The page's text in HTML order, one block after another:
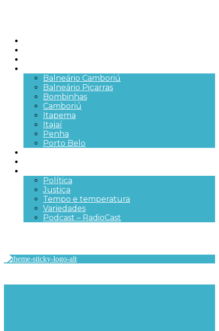
Balneário Camboriú
Balneário Piçarras
Bombinhas
Camboriú
Itapema
Itajaí
Penha
Porto Belo
Política
Justiça
Tempo e temperatura
Variedades
Podcast – RadioCast